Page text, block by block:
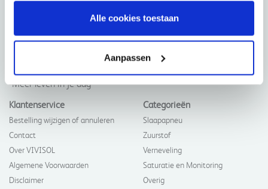
Alle cookies toestaan
Aanpassen
"Meer leven in je dag"
Klantenservice
Bestelling wijzigen of annuleren
Contact
Over VIVISOL
Algemene Voorwaarden
Disclaimer
Categorieën
Slaapapneu
Zuurstof
Verneveling
Saturatie en Monitoring
Overig